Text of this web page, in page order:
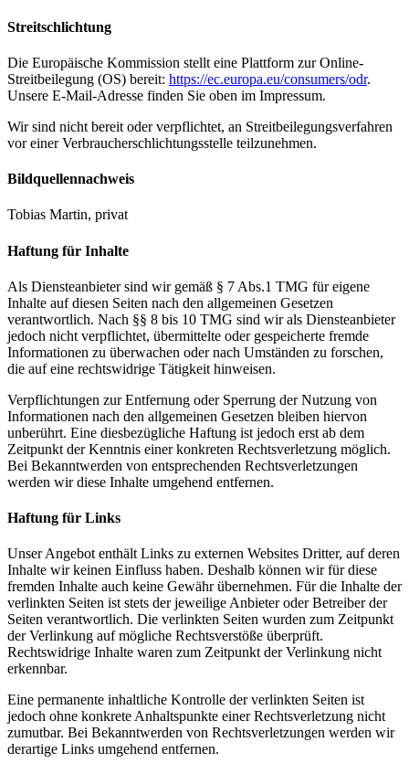
Streitschlichtung
Die Europäische Kommission stellt eine Plattform zur Online-
Streitbeilegung (OS) bereit: https://ec.europa.eu/consumers/odr.
Unsere E-Mail-Adresse finden Sie oben im Impressum.
Wir sind nicht bereit oder verpflichtet, an Streitbeilegungsverfahren
vor einer Verbraucherschlichtungsstelle teilzunehmen.
Bildquellennachweis
Tobias Martin, privat
Haftung für Inhalte
Als Diensteanbieter sind wir gemäß § 7 Abs.1 TMG für eigene
Inhalte auf diesen Seiten nach den allgemeinen Gesetzen
verantwortlich. Nach §§ 8 bis 10 TMG sind wir als Diensteanbieter
jedoch nicht verpflichtet, übermittelte oder gespeicherte fremde
Informationen zu überwachen oder nach Umständen zu forschen,
die auf eine rechtswidrige Tätigkeit hinweisen.
Verpflichtungen zur Entfernung oder Sperrung der Nutzung von
Informationen nach den allgemeinen Gesetzen bleiben hiervon
unberührt. Eine diesbezügliche Haftung ist jedoch erst ab dem
Zeitpunkt der Kenntnis einer konkreten Rechtsverletzung möglich.
Bei Bekanntwerden von entsprechenden Rechtsverletzungen
werden wir diese Inhalte umgehend entfernen.
Haftung für Links
Unser Angebot enthält Links zu externen Websites Dritter, auf deren
Inhalte wir keinen Einfluss haben. Deshalb können wir für diese
fremden Inhalte auch keine Gewähr übernehmen. Für die Inhalte der
verlinkten Seiten ist stets der jeweilige Anbieter oder Betreiber der
Seiten verantwortlich. Die verlinkten Seiten wurden zum Zeitpunkt
der Verlinkung auf mögliche Rechtsverstöße überprüft.
Rechtswidrige Inhalte waren zum Zeitpunkt der Verlinkung nicht
erkennbar.
Eine permanente inhaltliche Kontrolle der verlinkten Seiten ist
jedoch ohne konkrete Anhaltspunkte einer Rechtsverletzung nicht
zumutbar. Bei Bekanntwerden von Rechtsverletzungen werden wir
derartige Links umgehend entfernen.